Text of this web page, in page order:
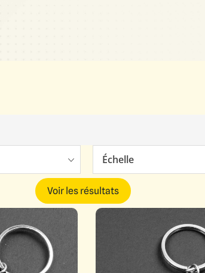
Échelle
Voir les résultats